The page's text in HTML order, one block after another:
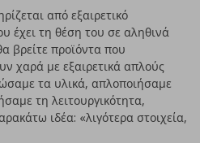
από εξαιρετικό
έχει τη θέση του σε αληθινά
βρείτε προϊόντα που
χαρά με εξαιρετικά απλούς
τα υλικά, απλοποιήσαμε
τη λειτουργικότητα,
ιδέα: «λιγότερα στοιχεία,